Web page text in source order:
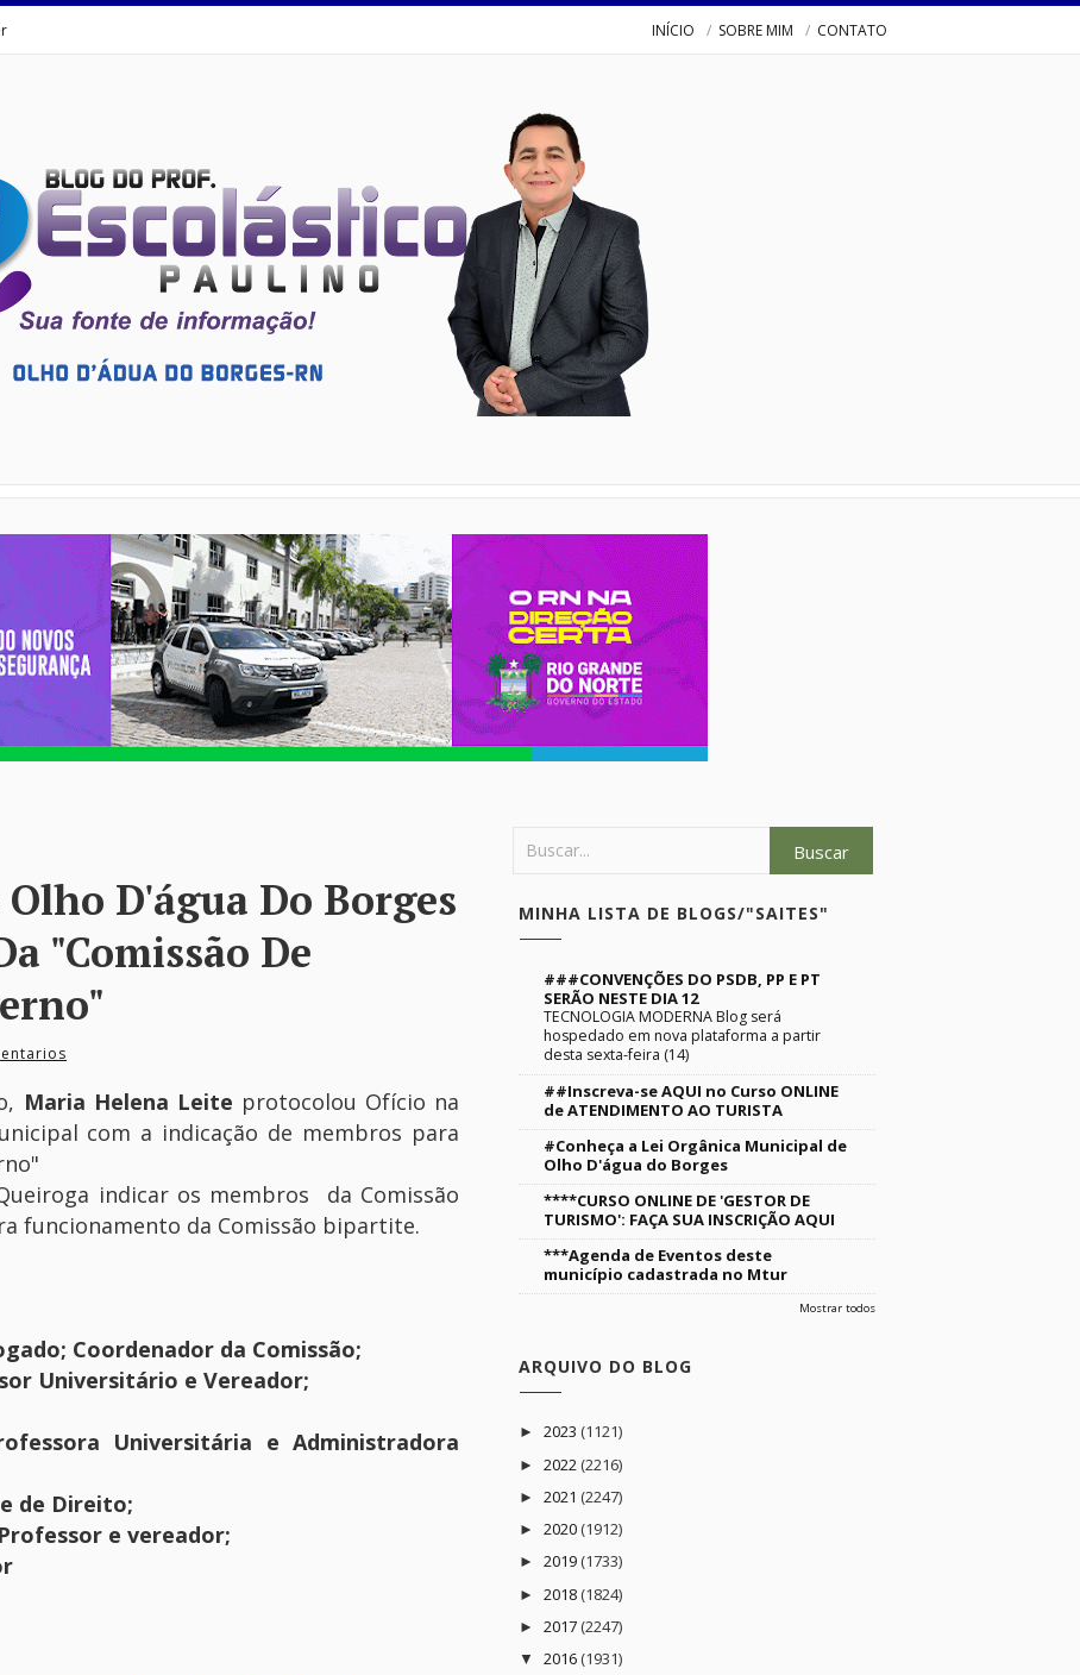
INÍCIO SOBRE MIM CONTATO
D'água Do Borges
"Comissão De
Maria Helena Leite protocolou Ofício na
com a indicação de membros para
indicar os membros da Comissão
funcionamento da Comissão bipartite.
Coordenador da Comissão;
Universitário e Vereador;
Universitária e Administradora
de Direito;
Professor e vereador;
MINHA LISTA DE BLOGS/"SAITES"
###CONVENÇÕES DO PSDB, PP E PT
SERÃO NESTE DIA 12
TECNOLOGIA MODERNA Blog será
hospedado em nova plataforma a partir
desta sexta-feira (14)
##Inscreva-se AQUI no Curso ONLINE
de ATENDIMENTO AO TURISTA
#Conheça a Lei Orgânica Municipal de
Olho D'água do Borges
****CURSO ONLINE DE 'GESTOR DE
TURISMO': FAÇA SUA INSCRIÇÃO AQUI
***Agenda de Eventos deste
município cadastrada no Mtur
Mostrar todos
ARQUIVO DO BLOG
► 2023 (1121)
► 2022 (2216)
► 2021 (2247)
► 2020(1912)
► 2019(1733)
► 2018(1824)
► 2017(2247)
▼ 2016(1931)